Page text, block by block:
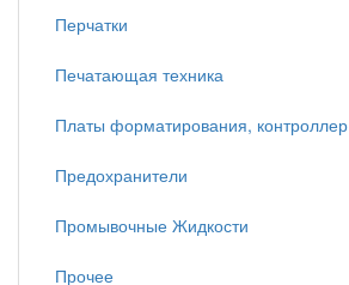
Перчатки
Печатающая техника
Платы форматирования, контроллер
Предохранители
Промывочные Жидкости
Прочее